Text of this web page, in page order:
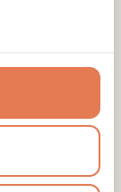
sdílet se
analytiku
systémů.
podporu
každého,
zda má
ze